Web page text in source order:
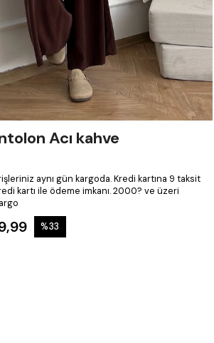
Acı kahve
aynı gün kargoda.Kredi kartına 9 taksit
kartı ile ödeme imkanı.2000? ve üzeri
%33